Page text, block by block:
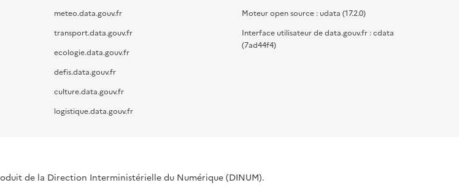
meteo.data.gouv.fr
transport.data.gouv.fr
ecologie.data.gouv.fr
defis.data.gouv.fr
culture.data.gouv.fr
logistique.data.gouv.fr
Moteur open source : udata (17.2.0)
Interface utilisateur de data.gouv.fr : cdata
(7ad44f4)
de la Direction Interministérielle du Numérique (DINUM).